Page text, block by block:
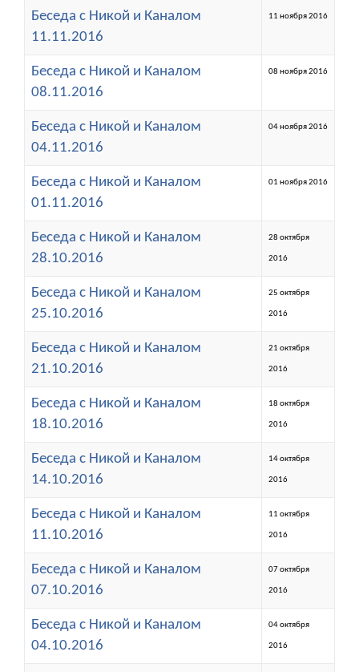
Беседа с Никой и Каналом
11.11.2016
11 ноября 2016
Беседа с Никой и Каналом
08.11.2016
08 ноября 2016
Беседа с Никой и Каналом
04.11.2016
04 ноября 2016
Беседа с Никой и Каналом
01.11.2016
01 ноября 2016
Беседа с Никой и Каналом
28.10.2016
28 октября
2016
Беседа с Никой и Каналом
25.10.2016
25 октября
2016
Беседа с Никой и Каналом
21.10.2016
21 октября
2016
Беседа с Никой и Каналом
18.10.2016
18 октября
2016
Беседа с Никой и Каналом
14.10.2016
14 октября
2016
Беседа с Никой и Каналом
11.10.2016
11 октября
2016
Беседа с Никой и Каналом
07.10.2016
07 октября
2016
Беседа с Никой и Каналом
04.10.2016
04 октября
2016